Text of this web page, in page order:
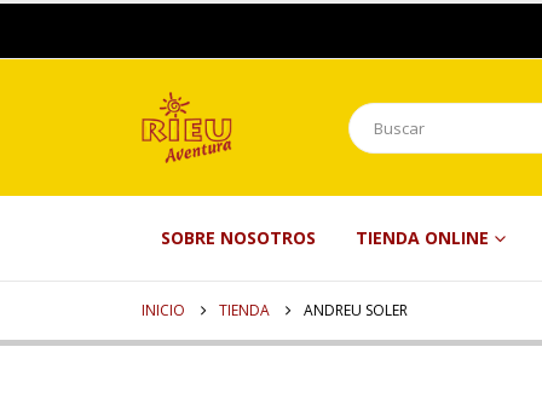
SOBRE NOSOTROS TIENDA ONLINE
INICIO TIENDA ANDREU SOLER